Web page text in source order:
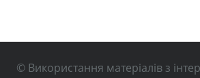
© Використання матеріалів з